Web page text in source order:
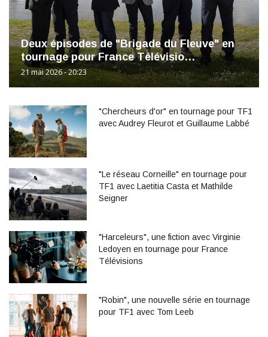
Deux épisodes de "Brigade du Fleuve" en
tournage pour France Télévisio…
21 mai 2026 - 20:23
"Chercheurs d'or" en tournage pour TF1
avec Audrey Fleurot et Guillaume Labbé
"Le réseau Corneille" en tournage pour
TF1 avec Laetitia Casta et Mathilde
Seigner
"Harceleurs", une fiction avec Virginie
Ledoyen en tournage pour France
Télévisions
"Robin", une nouvelle série en tournage
pour TF1 avec Tom Leeb